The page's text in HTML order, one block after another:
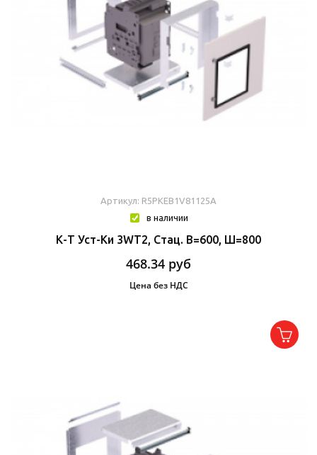
Артикул: R5PKEB1V81125A
в наличии
К-Т Уст-Ки 3WT2, Стац. В=600, Ш=800
468.34 руб
Цена без НДС